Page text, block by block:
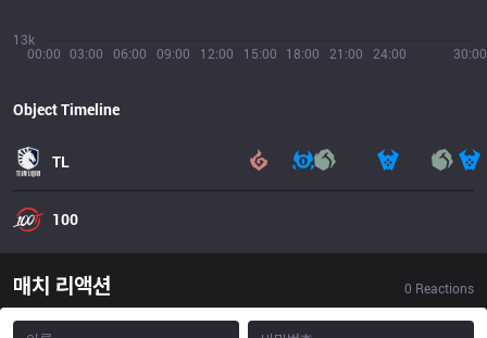
00:00 03:00 06:00 09:00 12:00 15:00 18:00 21:00 24:00 30:00
13k
Object Timeline
TL
100
매치 리액션 0 Reactions